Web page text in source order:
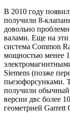
В 2010 году
получили 8-
довольно
валами. Еще на эти
система Common
мощностью менее
Siemens (позже
пьезофорсунками.
получили обычный
версии двс более
геометрией Garrett